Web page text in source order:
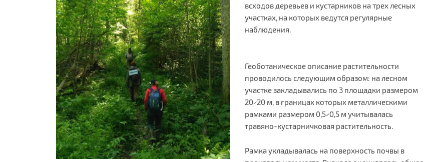
всходов деревьев и кустарников на трех лесных
участках, на которых ведутся регулярные
наблюдения.
Геоботаническое описание растительности
проводилось следующим образом: на лесном
участке закладывались по 3 площадки размером
20×20 м, в границах которых металлическими
рамками размером 0,5×0,5 м учитывалась
травяно-кустарничковая растительность.
Рамка укладывалась на поверхность почвы в